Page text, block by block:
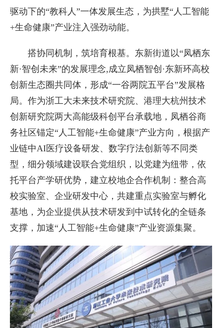
驱动下的“教科人”一体发展生态，为拱墅“人工智能
+生命健康”产业注入强劲动能。
搭协同机制，筑培育根基。东新街道以“凤栖东
新·智创未来”的发展理念,成立凤栖智创·东新环高校
创新生态圈共同体，形成“一谷两院五平台”发展格
局。作为浙工大未来技术研究院、港理大杭州技术
创新研究院两大高能级科创平台承载地，凤栖谷商
务社区锚定“人工智能+生命健康”产业方向，根据产
业链中AI医疗设备研发、数字疗法创新等不同类
型，细分领域建设联合党组织，以党建为纽带，依
托平台产学研优势，建立校地企合作机制：整合高
校实验室、企业研发中心，共建重点实验室与孵化
基地，为企业提供从技术研发到中试转化的全链条
支撑，加速“人工智能+生命健康”产业资源集聚。